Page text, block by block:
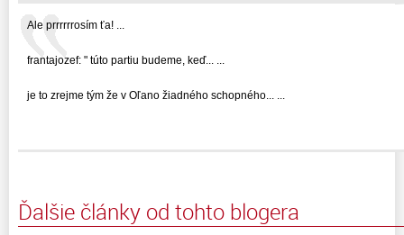
Ale prrrrrrosím ťa! ...
frantajozef: " túto partiu budeme, keď... ...
je to zrejme tým že v Oľano žiadného schopného... ...
Ďalšie články od tohto blogera